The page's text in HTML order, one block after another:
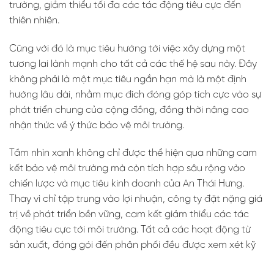
trường, giảm thiểu tối đa các tác động tiêu cực đến
thiên nhiên.
Cũng với đó là mục tiêu hướng tới việc xây dựng một
tương lai lành mạnh cho tất cả các thế hệ sau này. Đây
không phải là một mục tiêu ngắn hạn mà là một định
hướng lâu dài, nhằm mục đích đóng góp tích cực vào sự
phát triển chung của cộng đồng, đồng thời nâng cao
nhận thức về ý thức bảo vệ môi trường.
Tầm nhìn xanh không chỉ được thể hiện qua những cam
kết bảo vệ môi trường mà còn tích hợp sâu rộng vào
chiến lược và mục tiêu kinh doanh của An Thái Hưng.
Thay vì chỉ tập trung vào lợi nhuận, công ty đặt nặng giá
trị về phát triển bền vững, cam kết giảm thiểu các tác
động tiêu cực tới môi trường. Tất cả các hoạt động từ
sản xuất, đóng gói đến phân phối đều được xem xét kỹ